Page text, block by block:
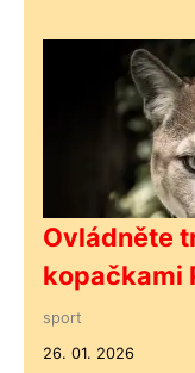
Ovládněte
kopačkami
sport
26. 01. 2026